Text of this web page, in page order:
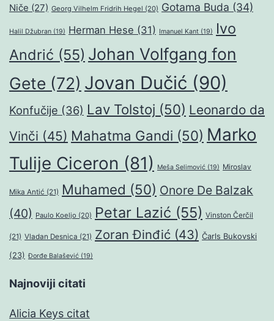
Niče (27) Georg Vilhelm Fridrih Hegel (20) Gotama Buda (34)
Halil Džubran (19) Herman Hese (31) Imanuel Kant (19)
Ivo
Andrić (55) Johan Volfgang fon
Gete (72) Jovan Dučić (90)
Konfučije (36) Lav Tolstoj (50) Leonardo da
Vinči (45) Mahatma Gandi (50) Marko
Tulije Ciceron (81) Meša Selimović (19) Miroslav
Mika Antić (21) Muhamed (50) Onore De Balzak
(40) Paulo Koeljo (20) Petar Lazić (55) Vinston Čerčil
(21) Vladan Desnica (21) Zoran Đinđić (43) Čarls Bukovski
(23) Đorđe Balašević (19)
Najnoviji citati
Alicia Keys citat